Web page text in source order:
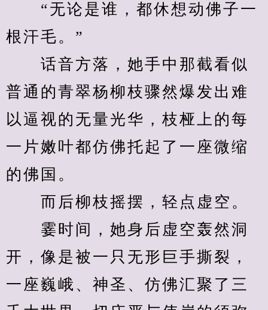
“无论是谁，都休想动佛子一
根汗毛。”
话音方落，她手中那截看似
普通的青翠杨柳枝骤然爆发出难
以逼视的无量光华，枝桠上的每
一片嫩叶都仿佛托起了一座微缩
的佛国。
而后柳枝摇摆，轻点虚空。
霎时间，她身后虚空轰然洞
开，像是被一只无形巨手撕裂，
一座巍峨、神圣、仿佛汇聚了三